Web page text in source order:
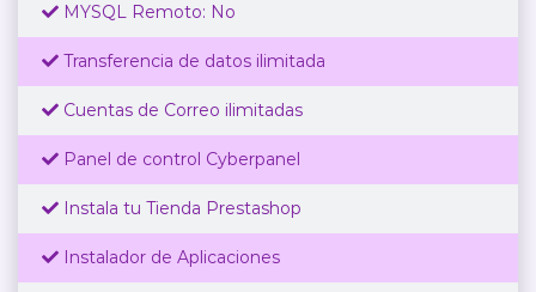
MYSQL Remoto: No
Transferencia de datos ilimitada
Cuentas de Correo ilimitadas
Panel de control Cyberpanel
Instala tu Tienda Prestashop
Instalador de Aplicaciones